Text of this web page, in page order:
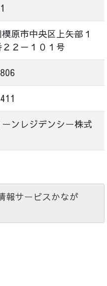
原市中央区上矢部１
２－１０１号
ンレジデンシー株式
報サービスかなが